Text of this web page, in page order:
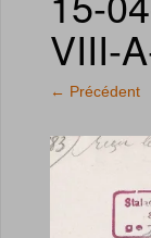
VIII-
← Précédent